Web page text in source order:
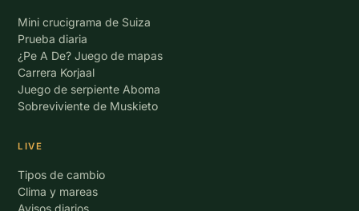
Mini crucigrama de Suiza
Prueba diaria
¿Pe A De? Juego de mapas
Carrera Korjaal
Juego de serpiente Aboma
Sobreviviente de Muskieto
LIVE
Tipos de cambio
Clima y mareas
Avisos diarios